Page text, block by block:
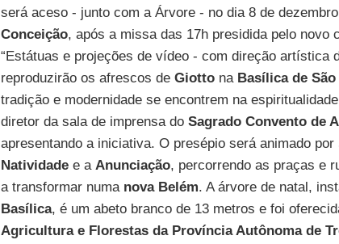
será aceso - junto com a Árvore - no dia 8 de
Conceição, após a missa das 17h presidida pelo novo
“Estátuas e projeções de vídeo - com direção artística
reproduzirão os afrescos de Giottona Basílica de
tradição e modernidade se encontrem na
diretor da sala de imprensa do Sagrado Convento de
apresentando a iniciativa. O presépio será animado
Natividadee a Anunciação, percorrendo as praças e
a transformar numa nova Belém. A árvore de natal,
Basílica, é um abeto branco de 13 metros e foi
Agricultura e Florestas da Província Autônoma de